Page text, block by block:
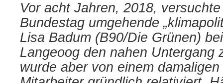
Vor acht Jahren, 2018,
Bundestag umgehende
Lisa Badum (B90/Die Grünen)
Langeoog den nahen Untergang
wurde aber von einem